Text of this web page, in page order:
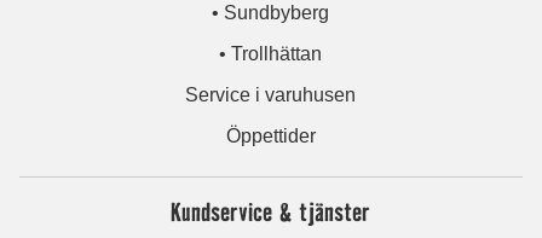
• Sundbyberg
• Trollhättan
Service i varuhusen
Öppettider
Kundservice & tjänster